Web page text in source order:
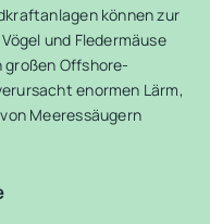
können zur
und Fledermäuse
großen Offshore-
enormen Lärm,
Meeressäugern